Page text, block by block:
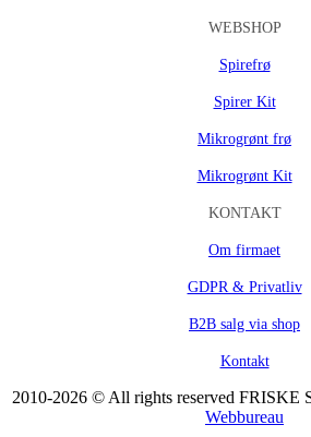
WEBSHOP
Spirefrø
Spirer Kit
Mikrogrønt frø
Mikrogrønt Kit
KONTAKT
Om firmaet
GDPR & Privatliv
B2B salg via shop
Kontakt
2010-2026 © All rights reserved FRISKE
Webbureau